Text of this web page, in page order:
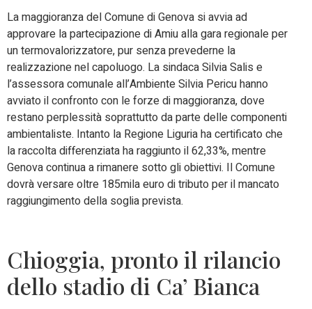
La maggioranza del Comune di Genova si avvia ad
approvare la partecipazione di Amiu alla gara regionale per
un termovalorizzatore, pur senza prevederne la
realizzazione nel capoluogo. La sindaca Silvia Salis e
l’assessora comunale all’Ambiente Silvia Pericu hanno
avviato il confronto con le forze di maggioranza, dove
restano perplessità soprattutto da parte delle componenti
ambientaliste. Intanto la Regione Liguria ha certificato che
la raccolta differenziata ha raggiunto il 62,33%, mentre
Genova continua a rimanere sotto gli obiettivi. Il Comune
dovrà versare oltre 185mila euro di tributo per il mancato
raggiungimento della soglia prevista.
Chioggia, pronto il rilancio
dello stadio di Ca’ Bianca